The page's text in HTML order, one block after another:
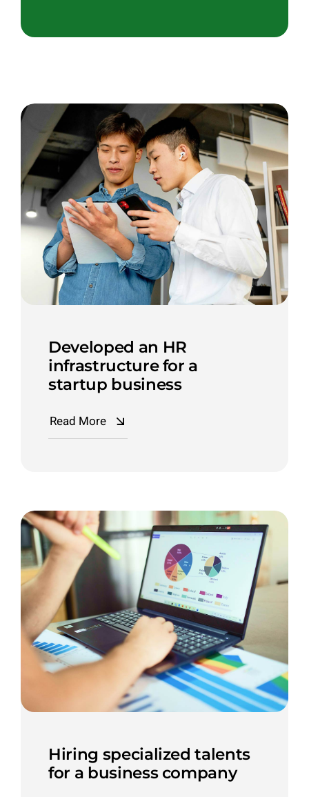
Developed an HR
infrastructure for a
startup business
Read More
Hiring specialized talents
for a business company